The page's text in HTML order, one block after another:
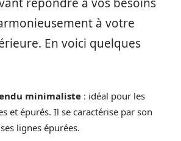
répondre à vos besoins
à votre
En voici quelques
minimaliste : idéal pour les
et épurés. Il se caractérise par son
lignes épurées.